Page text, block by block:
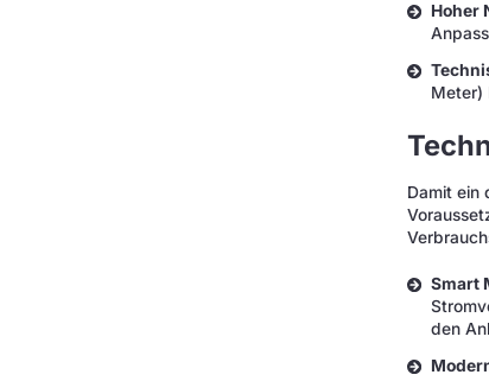
Hoher
Meter)
Damit ein
Smart
den